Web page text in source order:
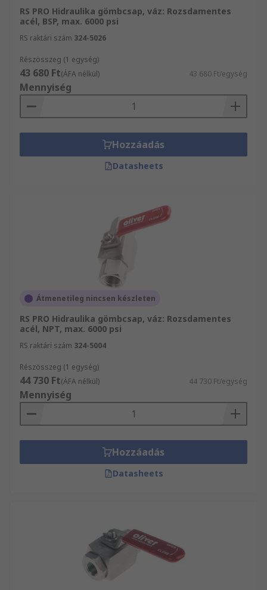
RS PRO Hidraulika gömbcsap, váz: Rozsdamentes
acél, BSP, max. 6000 psi
RS raktári szám 324-5026
Részösszeg (1 egység)
43 680 Ft(ÁFA nélkül) 43 680 Ft/egység
Mennyiség
Hozzáadás
Datasheets
Átmenetileg nincsen készleten
RS PRO Hidraulika gömbcsap, váz: Rozsdamentes
acél, NPT, max. 6000 psi
RS raktári szám 324-5004
Részösszeg (1 egység)
44 730 Ft(ÁFA nélkül) 44 730 Ft/egység
Mennyiség
Hozzáadás
Datasheets